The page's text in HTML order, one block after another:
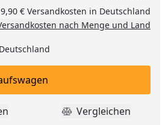
eins erhöhen
€ Versandkosten in Deutschland
nach Menge und Land
Einkaufswagen legen
Produkt
Vergleichen